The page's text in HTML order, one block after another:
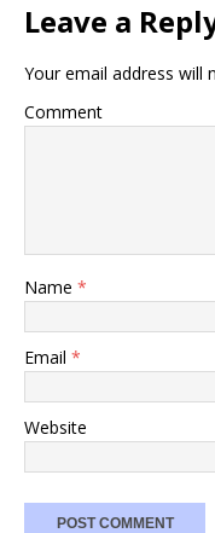
Leave a
Your email address will
Comment
Name *
Email *
Website